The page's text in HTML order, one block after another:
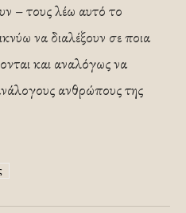
– τους λέω αυτό το
να διαλέξουν σε ποια
και αναλόγως να
ανθρώπους της